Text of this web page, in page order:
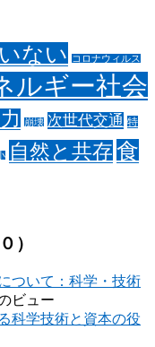
ない コロナウィルス
ルギー社会
崩壊 次世代交通 特
自然と共存食
）
ついて：科学・技術
ビュー
科学技術と資本の役